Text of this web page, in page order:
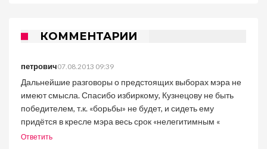
КОММЕНТАРИИ
петрович07.08.2013 09:39
Дальнейшие разговоры о предстоящих выборах мэра не
имеют смысла. Спасибо избиркому, Кузнецову не быть
победителем, т.к. «борьбы» не будет, и сидеть ему
придётся в кресле мэра весь срок «нелегитимным «
Ответить